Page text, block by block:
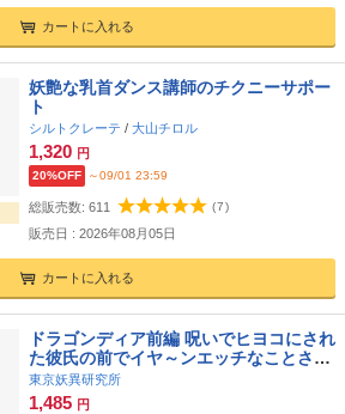
カートに入れる
妖艶な乳首ダンス講師のチクニーサポー
ト
シルトクレーテ / 大山チロル
1,320 円
20%OFF ～09/01 23:59
総販売数: 611 (7)
販売日 : 2026年08月05日
カートに入れる
ドラゴンディア前編 呪いでヒヨコにされ
た彼氏の前でイヤ～ンエッチなことされ
ちゃう女勇者のお話
東京妖異研究所
1,485 円